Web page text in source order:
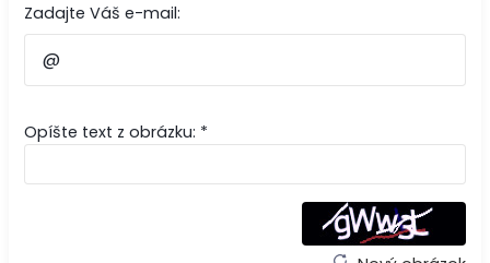
Zadajte Váš e-mail:
Opíšte text z obrázku: *